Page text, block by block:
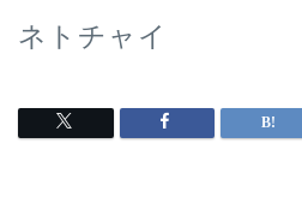
ネトチャイ